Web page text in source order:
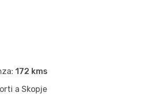
172 kms
a Skopje